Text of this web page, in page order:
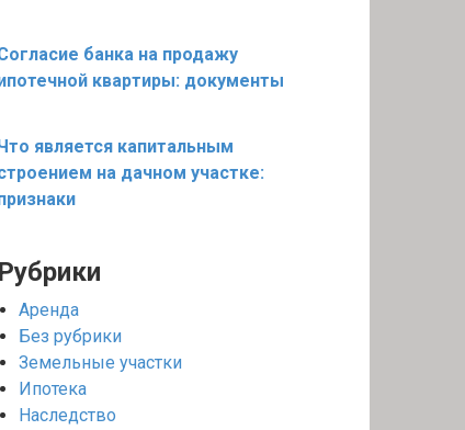
банка на продажу
квартиры: документы
является капитальным
на дачном участке:
Рубрики
Аренда
Без рубрики
Земельные участки
Ипотека
Наследство